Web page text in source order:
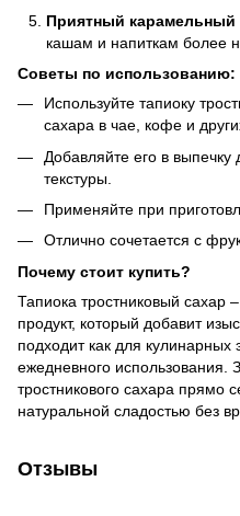
Приятный карамельный
кашам и напиткам более
Советы по использованию:
Используйте тапиоку
сахара в чае, кофе и
Добавляйте его в выпечку
текстуры.
Применяйте при
Отлично сочетается с
Почему стоит купить?
Тапиока тростниковый сахар
продукт, который добавит
подходит как для кулинарных
ежедневного использования.
тростникового сахара прямо
натуральной сладостью без
Отзывы